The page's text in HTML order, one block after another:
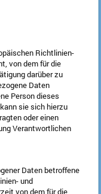
Richtlinien-
von dem für die
darüber zu
Daten
Person dieses
sie sich hierzu
oder einen
Verantwortlichen
Daten betroffene
und
von dem für die